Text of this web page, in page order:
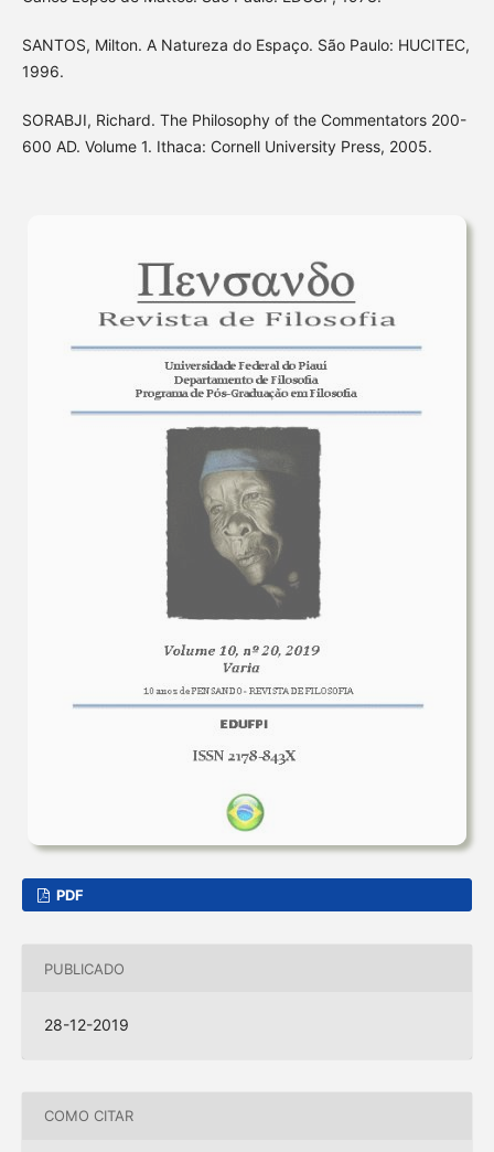
SANTOS, Milton. A Natureza do Espaço. São Paulo: HUCITEC,
1996.
SORABJI, Richard. The Philosophy of the Commentators 200-
600 AD. Volume 1. Ithaca: Cornell University Press, 2005.
PDF
PUBLICADO
28-12-2019
COMO CITAR